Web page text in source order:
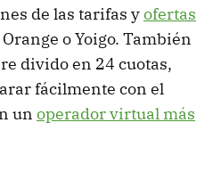
de las tarifas yofertas
o Yoigo. También
divido en 24 cuotas,
fácilmente con el
un operador virtual más